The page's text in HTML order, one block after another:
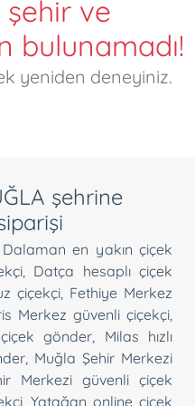
ve
bulunamadı!
yeniden deneyiniz.
şehrine
Dalaman en yakın çiçek
, Datça hesaplı çiçek
çiçekçi, Fethiye Merkez
Merkez güvenli çiçekçi,
gönder, Milas hızlı
, Muğla Şehir Merkezi
Merkezi güvenli çiçek
,Yatağan online çiçek